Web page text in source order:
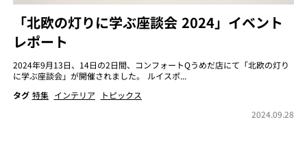
「北欧の灯りに学ぶ座談会 2024」イベント
レポート
2024年9月13日、14日の2日間、コンフォートQうめだ店にて「北欧の灯り
に学ぶ座談会」が開催されました。 ルイスポ...
タグ 特集 インテリア
トピックス
2024.09.28